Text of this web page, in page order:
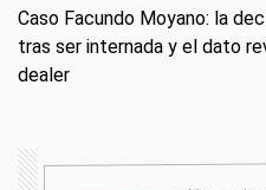
Caso Facundo Moyano: la
tras ser internada y el dato
dealer